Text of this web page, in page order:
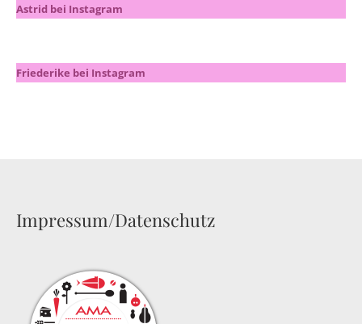
Astrid bei Instagram
Friederike bei Instagram
Impressum/Datenschutz